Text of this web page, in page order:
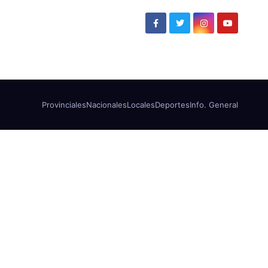
ProvincialesNacionalesLocalesDeportesInfo. General